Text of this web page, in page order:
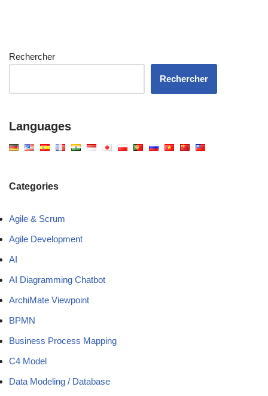
Rechercher
Rechercher
Languages
Categories
Agile & Scrum
Agile Development
AI
AI Diagramming Chatbot
ArchiMate Viewpoint
BPMN
Business Process Mapping
C4 Model
Data Modeling / Database